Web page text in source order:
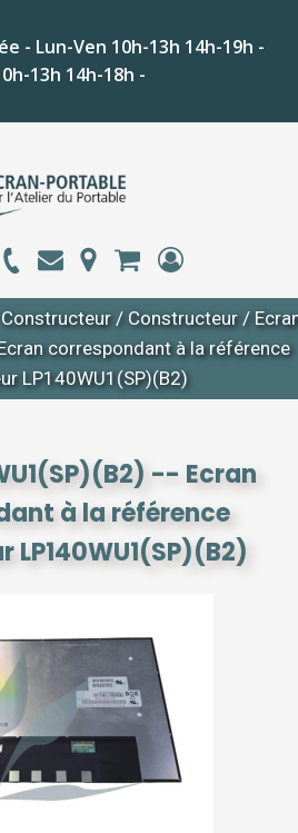
- Lun-Ven 10h-13h 14h-19h -
13h 14h-18h -
Constructeur / Constructeur /
correspondant à la référence
LP140WU1(SP)(B2)
-- Ecran
à la référence